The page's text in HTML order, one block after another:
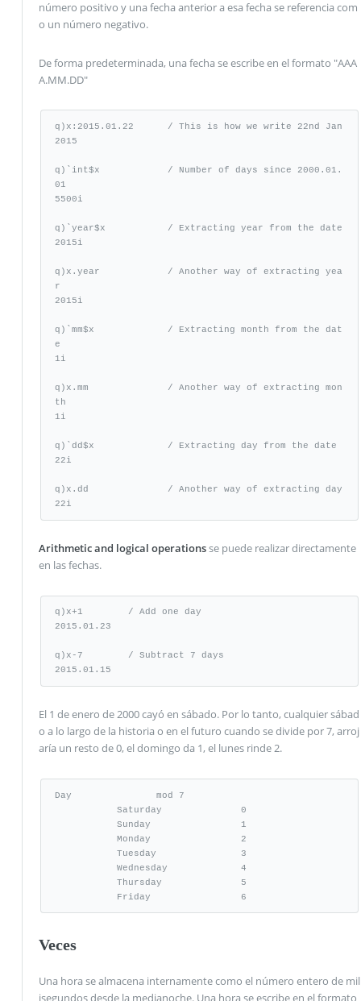
número positivo y una fecha anterior a esa fecha se referencia com
o un número negativo.
De forma predeterminada, una fecha se escribe en el formato "AAA
A.MM.DD"
q)x:2015.01.22      / This is how we write 22nd Jan
2015
q)`int$x            / Number of days since 2000.01.
01
5500i
q)`year$x           / Extracting year from the date
2015i
q)x.year            / Another way of extracting yea
r
2015i
q)`mm$x             / Extracting month from the dat
e
1i
q)x.mm              / Another way of extracting mon
th
1i
q)`dd$x             / Extracting day from the date
22i
q)x.dd              / Another way of extracting day
22i
Arithmetic and logical operationsse puede realizar directamente
en las fechas.
q)x+1        / Add one day
2015.01.23
q)x-7        / Subtract 7 days
2015.01.15
El 1 de enero de 2000 cayó en sábado. Por lo tanto, cualquier sábad
o a lo largo de la historia o en el futuro cuando se divide por 7, arroj
aría un resto de 0, el domingo da 1, el lunes rinde 2.
Day               mod 7
           Friday                6
Veces
Una hora se almacena internamente como el número entero de mil
isegundos desde la medianoche. Una hora se escribe en el formato